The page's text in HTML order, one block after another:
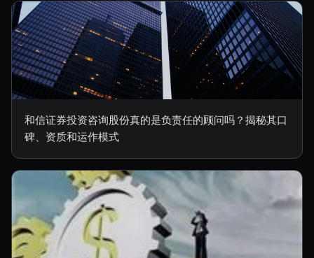
和信证券投资咨询股份真的是负责任的顾问吗？揭秘其口
碑、资质和运作模式